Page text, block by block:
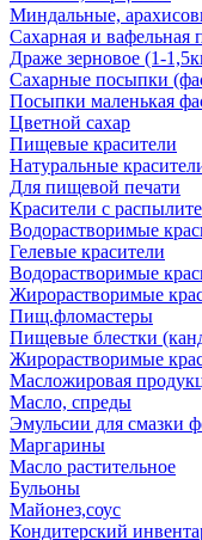
Миндальные,
Сахарная и вафельная
Драже зерновое (1-
Сахарные посыпки
Посыпки маленькая
Цветной сахар
Пищевые красители
Натуральные
Для пищевой печати
Красители с
Водорастворимые
Гелевые красители
Водорастворимые
Жирорастворимые
Пищ.фломастеры
Пищевые блестки
Жирорастворимые
Масложировая
Масло, спреды
Эмульсии для смазки
Маргарины
Масло растительное
Бульоны
Майонез,соус
Кондитерский